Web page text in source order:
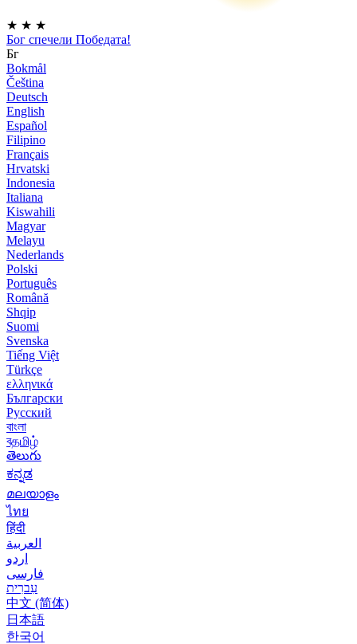
★ ★ ★
Бог спечели Победата!
Бг
Bokmål
Čeština
Deutsch
English
Español
Filipino
Français
Hrvatski
Indonesia
Italiana
Kiswahili
Magyar
Melayu
Nederlands
Polski
Português
Română
Shqip
Suomi
Svenska
Tiếng Việt
Türkçe
ελληνικά
Български
Русский
বাংলা
বதமிழ்
తెలుగు
ಕನ್ನಡ
മലയാളം
ไทย
हिंदी
العربية
اردو
فارسی
עִברִית
中文 (简体)
日本語
한국어